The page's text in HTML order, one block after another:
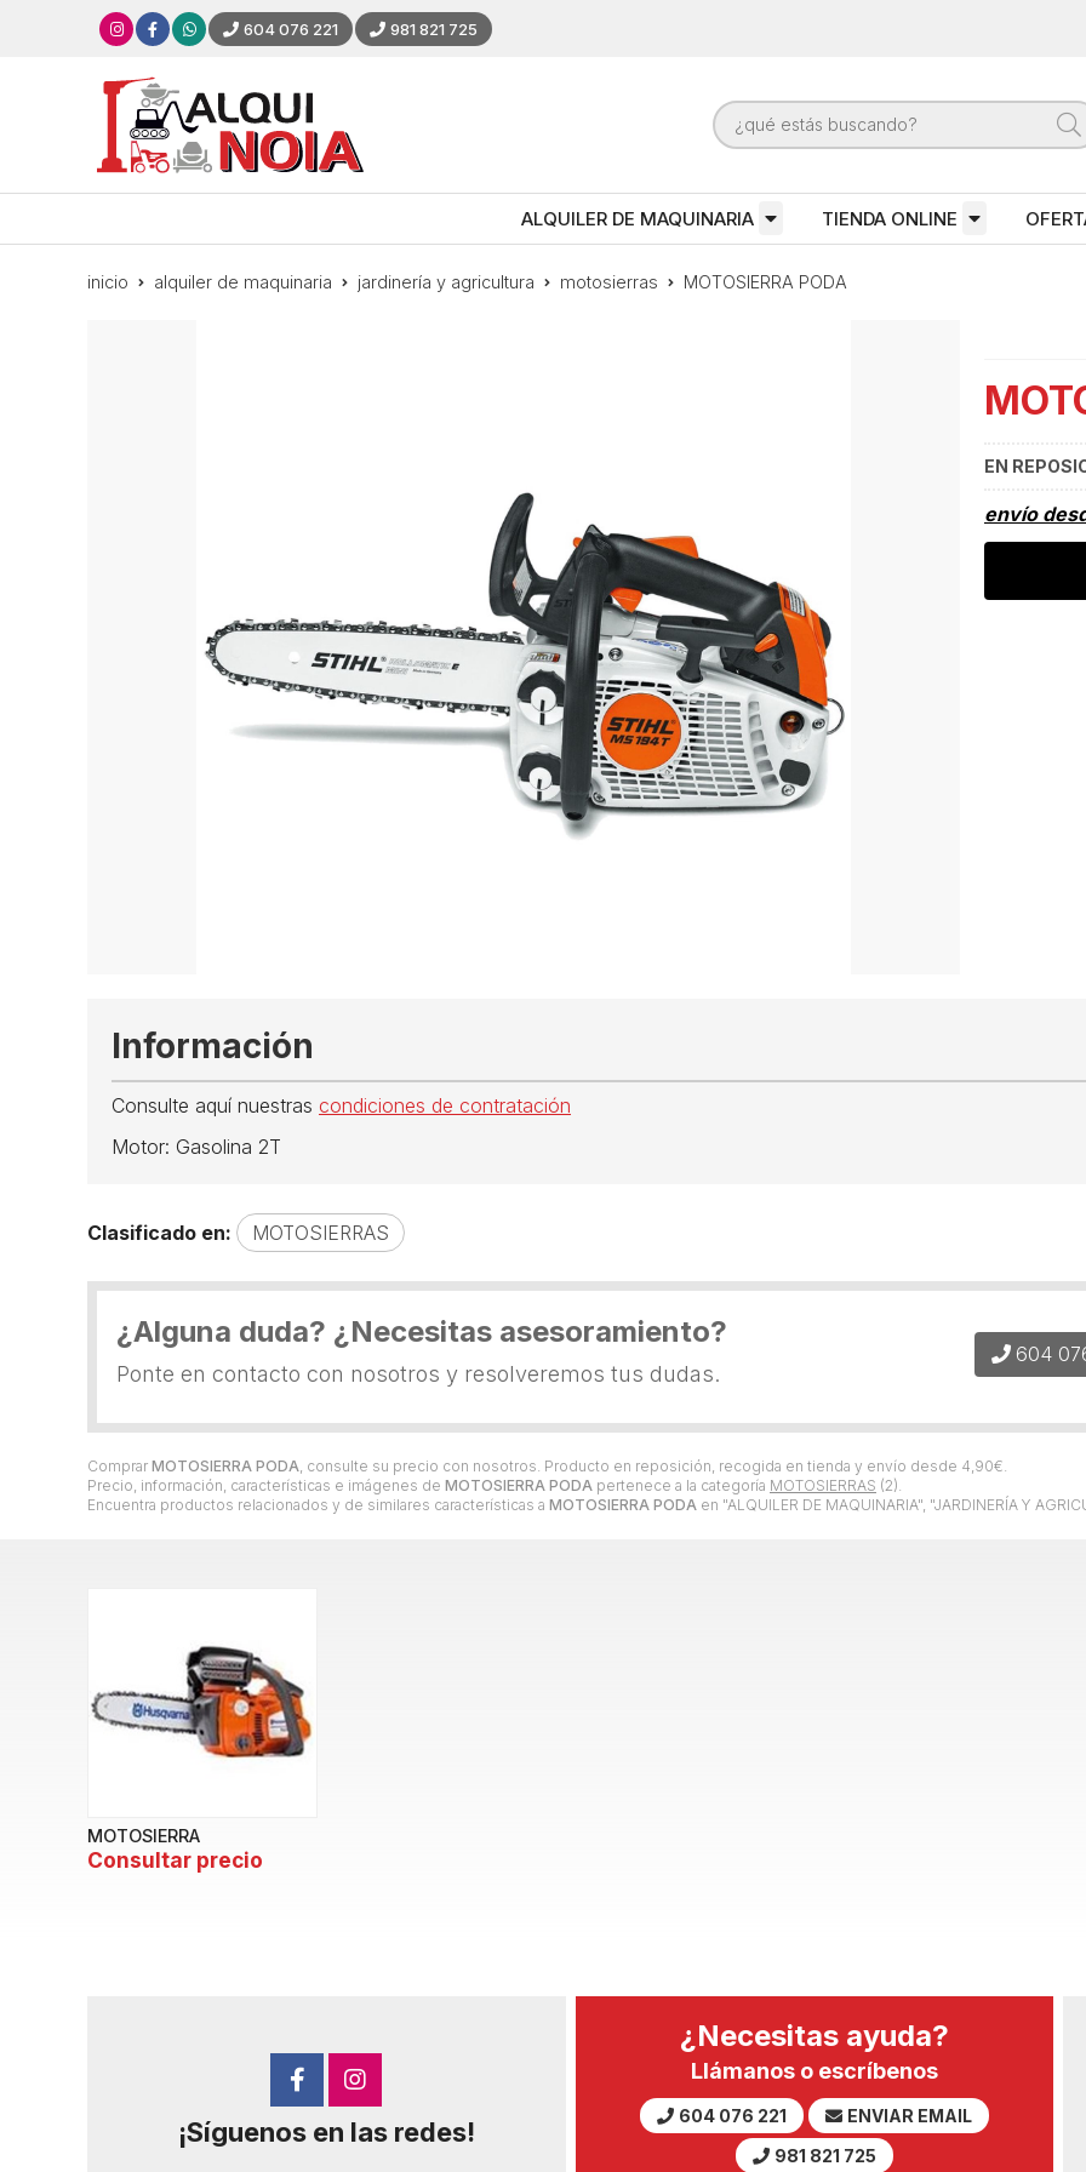
604 076 221 981 821 725
ALQUILER DE MAQUINARIA TIENDA ONLINE
inicio alquiler de maquinaria jardinería y agricultura motosierras MOTOSIERRA PODA
EN
envío
Comprar MOTOSIERRA PODA, consulte su precio con nosotros. Producto en reposición, recogida en tienda y envío desde 4,90€.
Precio, información, características e imágenes de MOTOSIERRA PODA pertenece a la categoría MOTOSIERRAS (2).
Encuentra productos relacionados y de similares características a MOTOSIERRA PODA en "ALQUILER DE MAQUINARIA", "JARDINERÍA Y
Información
Consulte aquí nuestras condiciones de contratación
Motor: Gasolina 2T
Clasificado en: MOTOSIERRAS
¿Alguna duda? ¿Necesitas asesoramiento?
Ponte en contacto con nosotros y resolveremos tus dudas.
604
MOTOSIERRA
Consultar precio
¡Síguenos en las redes!
¿Necesitas ayuda?
Llámanos o escríbenos
604 076 221
ENVIAR EMAIL
981 821 725